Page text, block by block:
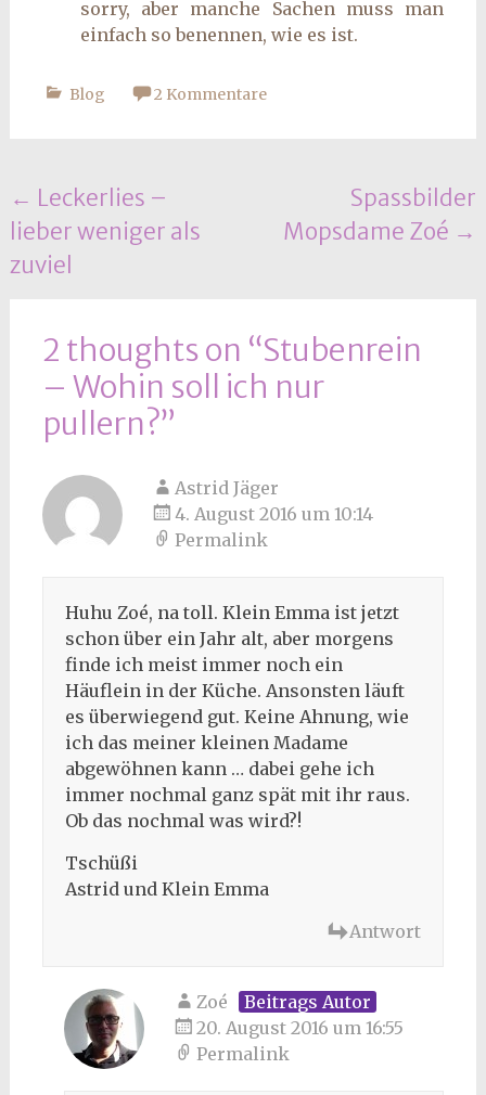
sorry, aber manche Sachen muss man
einfach so benennen, wie es ist.
Blog 2 Kommentare
Beitrags
Navigation
← Leckerlies –
lieber weniger als
zuviel
Spassbilder
Mopsdame Zoé →
2 thoughts on “Stubenrein
– Wohin soll ich nur
pullern?”
Astrid Jäger
4. August 2016 um 10:14
Permalink
Huhu Zoé, na toll. Klein Emma ist jetzt
schon über ein Jahr alt, aber morgens
finde ich meist immer noch ein
Häuflein in der Küche. Ansonsten läuft
es überwiegend gut. Keine Ahnung, wie
ich das meiner kleinen Madame
abgewöhnen kann … dabei gehe ich
immer nochmal ganz spät mit ihr raus.
Ob das nochmal was wird?!
Tschüßi
Astrid und Klein Emma
Antwort
Zoé
Beitrags Autor
20. August 2016 um 16:55
Permalink